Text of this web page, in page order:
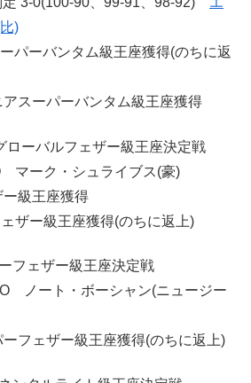
)
パーバンタム級王座獲得(のちに返
スーパーバンタム級王座獲得
ローバルフェザー級王座決定戦
ーク・シュライブス(豪)
級王座獲得
ザー級王座獲得(のちに返上)
フェザー級王座決定戦
ノート・ボーシャン(ニュージー
フェザー級王座獲得(のちに返上)